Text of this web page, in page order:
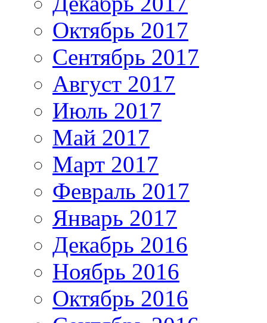
Октябрь 2017
Сентябрь 2017
Август 2017
Июль 2017
Май 2017
Март 2017
Февраль 2017
Январь 2017
Декабрь 2016
Ноябрь 2016
Октябрь 2016